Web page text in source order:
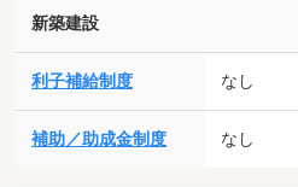
新築建設
利子補給制度 なし
補助／助成金制度 なし